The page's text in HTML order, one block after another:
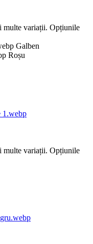
multe variații. Opțiunile
Galben
Roșu
multe variații. Opțiunile